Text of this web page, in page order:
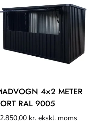
4×2 METER
RAL 9005
kr. ekskl. moms